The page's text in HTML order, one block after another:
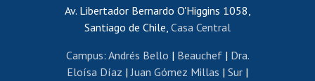
Certificado de renta
Certificado de renta honorarios
Editar páginas blancas
Av. Libertador Bernardo O'Higgins 1058,
Santiago de Chile, Casa Central
Campus: Andrés Bello | Beauchef| Dra.
Eloísa Díaz |Juan Gómez Millas | Sur |